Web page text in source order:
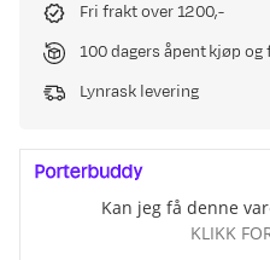
Fri frakt over 1200,-
100 dagers åpent kjøp
Lynrask levering
Kan jeg få denne
KLIKK